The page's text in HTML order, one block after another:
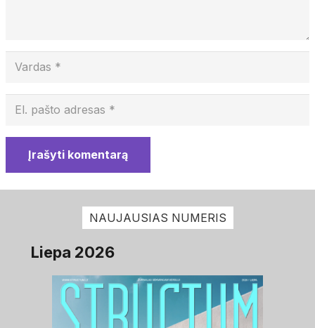
Įrašyti komentarą
NAUJAUSIAS NUMERIS
Liepa 2026